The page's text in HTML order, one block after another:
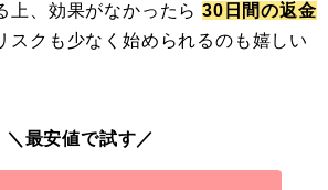
上、効果がなかったら 30日間の返金
スクも少なく始められるのも嬉しい
＼最安値で試す／